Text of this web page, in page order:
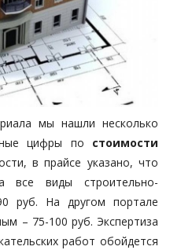
мы нашли несколько
цифры по стоимости
в прайсе указано, что
все виды строительно-
руб. На другом портале
– 75-100 руб. Экспертиза
работ обойдется